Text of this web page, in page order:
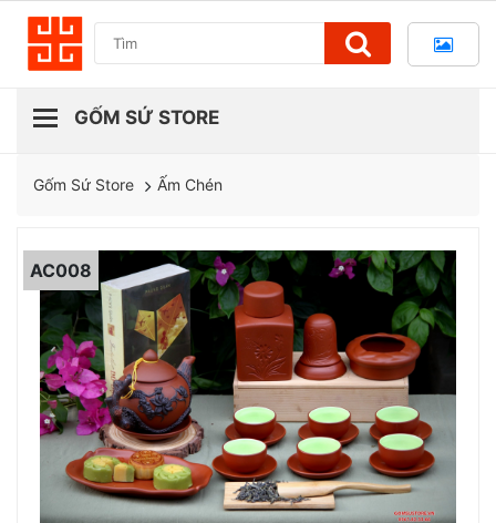
Gốm Sứ Store Ấm Chén
AC008